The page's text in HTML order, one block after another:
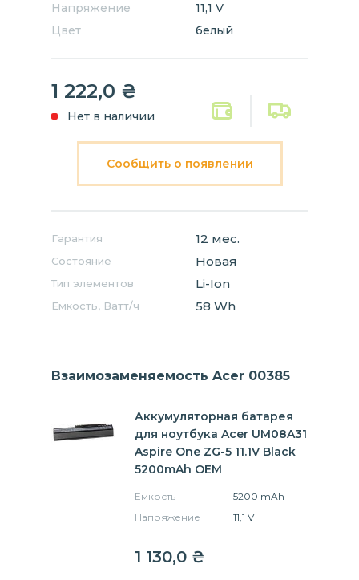
Напряжение
11,1 V
Цвет
белый
1 222,0 ₴
Нет в наличии
Сообщить о появлении
Гарантия 12 мес.
Состояние Новая
Тип элементов Li-Ion
Емкость, Ватт/ч 58 Wh
Взаимозаменяемость Acer 00385
Аккумуляторная батарея
для ноутбука Acer UM08A31
Aspire One ZG-5 11.1V Black
5200mAh OEM
Емкость
5200 mAh
Напряжение
11,1 V
1 130,0 ₴